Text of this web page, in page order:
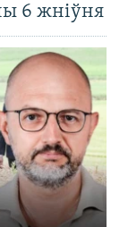
6 жніўня